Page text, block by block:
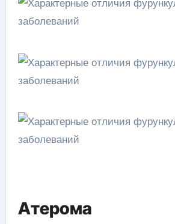
Атерома